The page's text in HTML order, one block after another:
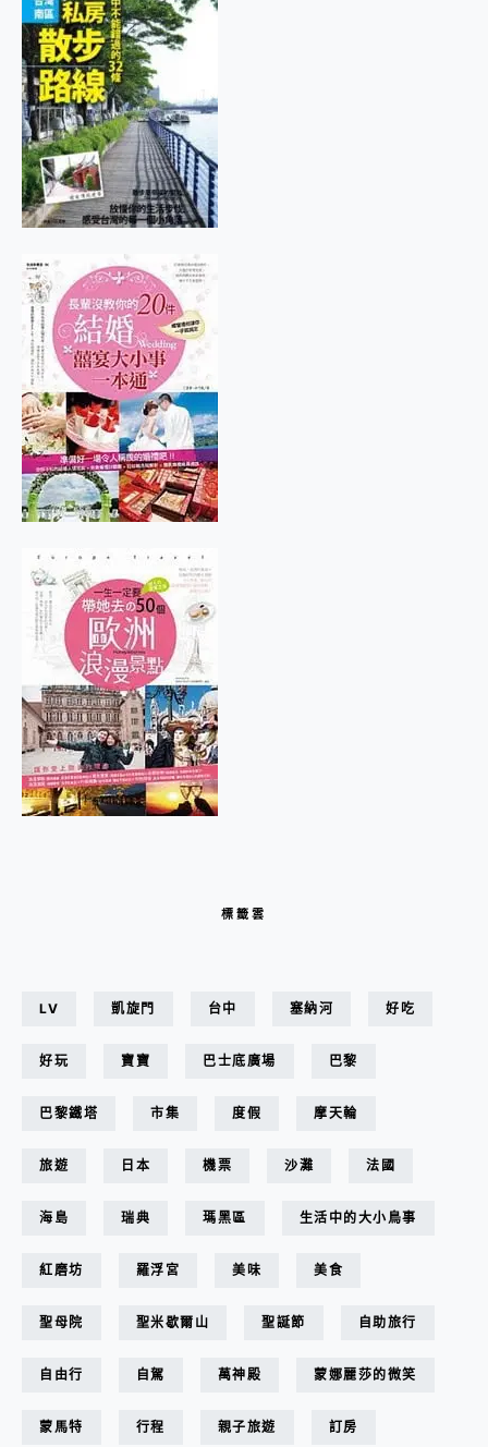
標籤雲
LV 凱旋門 台中 塞納河 好吃
好玩 寶寶 巴士底廣場 巴黎
巴黎鐵塔 市集 度假 摩天輪
旅遊 日本 機票 沙灘 法國
海島 瑞典 瑪黑區 生活中的大小鳥事
紅磨坊 羅浮宮 美味 美食
聖母院 聖米歇爾山 聖誕節 自助旅行
自由行 自駕 萬神殿 蒙娜麗莎的微笑
蒙馬特 行程 親子旅遊 訂房